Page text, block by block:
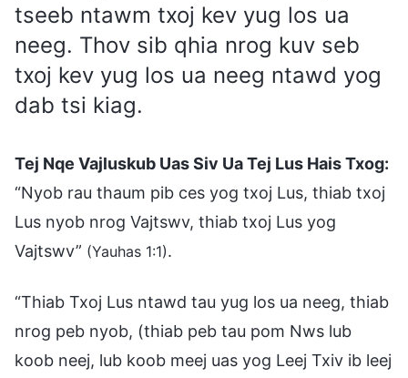
tseeb ntawm txoj kev yug los ua
neeg. Thov sib qhia nrog kuv seb
txoj kev yug los ua neeg ntawd yog
dab tsi kiag.
Tej Nqe Vajluskub Uas Siv Ua Tej Lus Hais Txog:
“Nyob rau thaum pib ces yog txoj Lus, thiab txoj
Lus nyob nrog Vajtswv, thiab txoj Lus yog
Vajtswv” (Yauhas 1:1).
“Thiab Txoj Lus ntawd tau yug los ua neeg, thiab
nrog peb nyob, (thiab peb tau pom Nws lub
koob neej, lub koob meej uas yog Leej Txiv ib leej